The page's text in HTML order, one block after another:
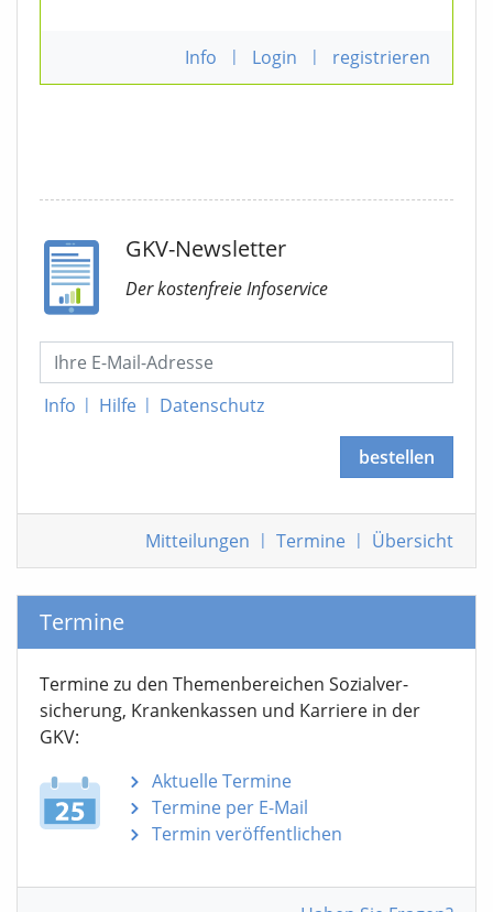
Info | Login | registrieren
GKV-Newsletter
Der kostenfreie Infoservice
Info | Hilfe | Datenschutz
bestellen
Mitteilungen | Termine | Übersicht
Termine
Termine zu den Themen­bereichen Sozialver­
sicherung, Krankenkassen und Karriere in der
GKV:
Aktuelle Termine
Termine per E-Mail
Termin veröffentlichen